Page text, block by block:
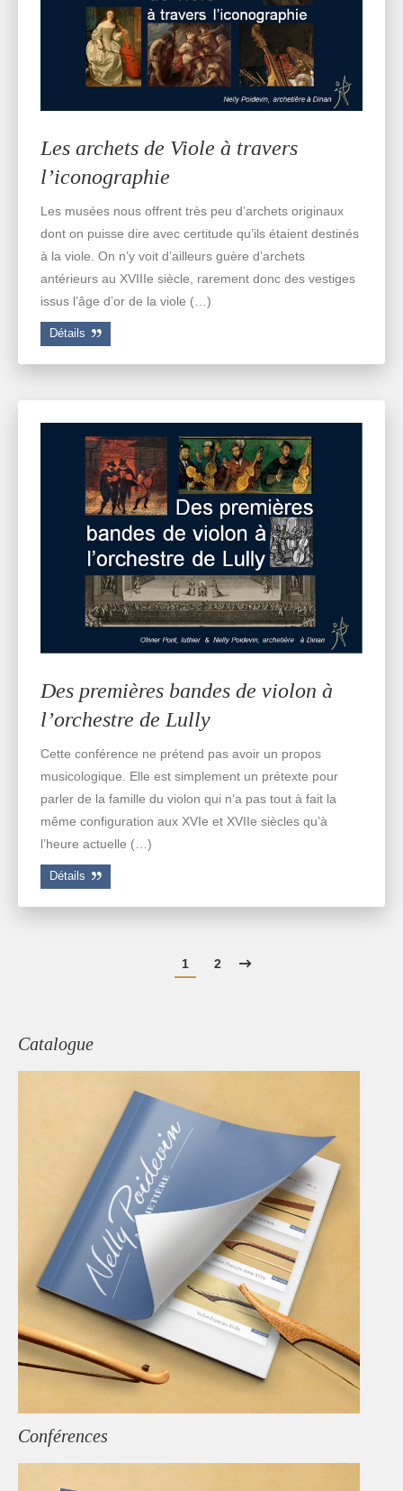
Les archets de Viole à travers
l’iconographie
Les musées nous offrent très peu d’archets originaux
dont on puisse dire avec certitude qu’ils étaient destinés
à la viole. On n’y voit d’ailleurs guère d’archets
antérieurs au XVIIIe siècle, rarement donc des vestiges
issus l’âge d’or de la viole (…)
Détails
Des premières bandes de violon à
l’orchestre de Lully
Cette conférence ne prétend pas avoir un propos
musicologique. Elle est simplement un prétexte pour
parler de la famille du violon qui n’a pas tout à fait la
même configuration aux XVIe et XVIIe siècles qu’à
l’heure actuelle (…)
Détails
1 2
Catalogue
Conférences